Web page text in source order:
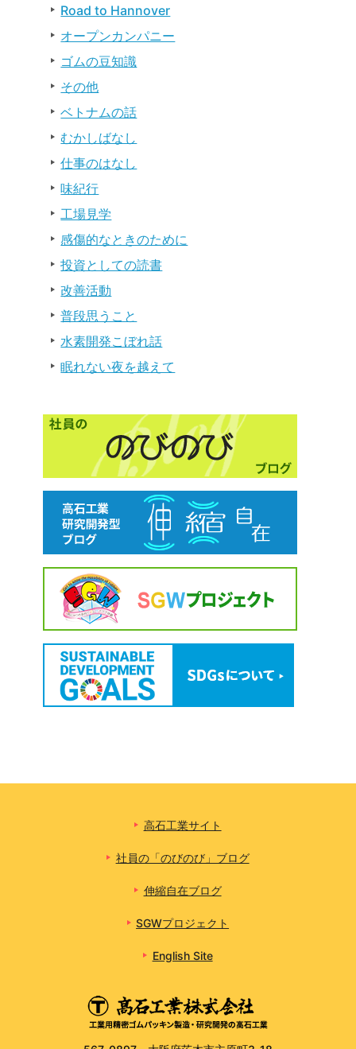
Road to Hannover
オープンカンパニー
ゴムの豆知識
その他
ベトナムの話
むかしばなし
仕事のはなし
味紀行
工場見学
感傷的なときのために
投資としての読書
改善活動
普段思うこと
水素開発こぼれ話
眠れない夜を越えて
高石工業サイト
社員の「のびのび」ブログ
伸縮自在ブログ
SGWプロジェクト
English Site